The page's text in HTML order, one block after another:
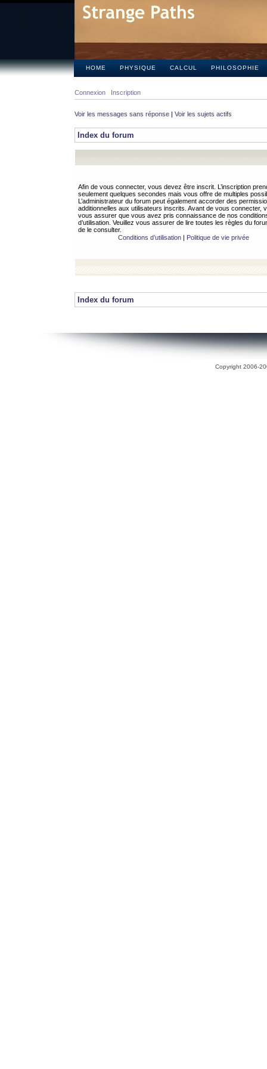
HOME PHYSIQUE CALCUL PHILOSOPHIE
Connexion Inscription
Voir les messages sans réponse | Voir les sujets actifs
Index du forum
Afin de vous connecter, vous devez être inscrit. L’inscription
seulement quelques secondes mais vous offre de multiples
L’administrateur du forum peut également accorder des
additionnelles aux utilisateurs inscrits. Avant de vous connecter,
vous assurer que vous avez pris connaissance de nos
d’utilisation. Veuillez vous assurer de lire toutes les règles du
de le consulter.
Conditions d’utilisation| Politique de vie privée
Index du forum
Copyright 2006-